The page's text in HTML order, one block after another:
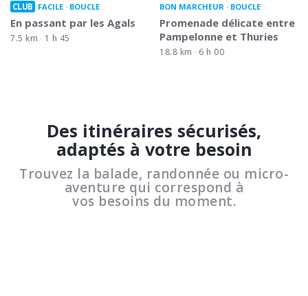
CLUB FACILE BOUCLE
En passant par les Agals
7.5 km 1 h 45
BON MARCHEUR BOUCLE
Promenade délicate entre
Pampelonne et Thuries
18.8 km 6 h 00
Des itinéraires sécurisés,
adaptés à votre besoin
Trouvez la balade, randonnée ou micro-
aventure qui correspond à
vos besoins du moment.